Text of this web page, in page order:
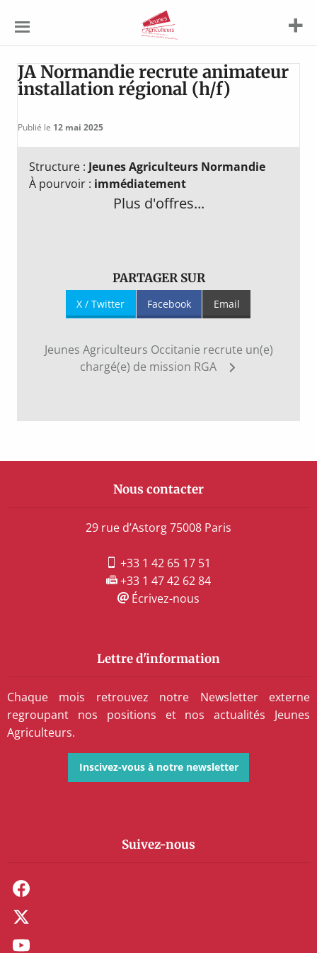
Agriculteurs
JA Normandie recrute animateur
installation régional (h/f)
Publié le 12 mai 2025
Structure : Jeunes Agriculteurs Normandie
À pourvoir : immédiatement
Plus d'offres...
PARTAGER SUR
X / Twitter Facebook Email
Navigation
de
Jeunes Agriculteurs Occitanie recrute un(e)
chargé(e) de mission RGA
Nous contacter
29 rue d’Astorg 75008 Paris
+33 1 42 65 17 51
+33 1 47 42 62 84
Écrivez-nous
Lettre d'information
Chaque mois retrouvez notre Newsletter externe
regroupant nos positions et nos actualités Jeunes
Agriculteurs.
Inscivez-vous à notre newsletter
Suivez-nous